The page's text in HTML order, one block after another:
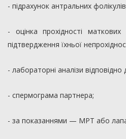
- підрахунок антральних
- оцінка прохідності
підтвердження їхньої
- лабораторні аналізи відповідно
- спермограма партнера;
- за показаннями — МРТ або